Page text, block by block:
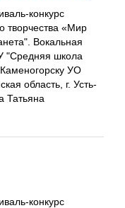
конкурс
творчества «Мир
Вокальная
"Средняя школа
УО
область, г. Усть-
Татьяна
конкурс